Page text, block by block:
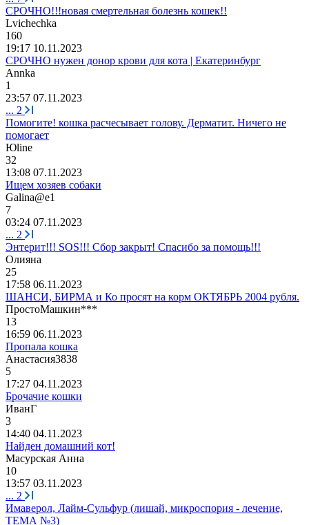
СРОЧНО!!!новая смертельная болезнь кошек!!
Lvichechka
160
19:17 10.11.2023
СРОЧНО нужен донор крови для кота | Екатеринбург
Annka
1
23:57 07.11.2023
... 2
Помогите! кошка расчесывает голову. Дерматит. Ничего не
помогает
Юline
32
13:08 07.11.2023
Ищем хозяев собаки
Galina@e1
7
03:24 07.11.2023
... 2
Энтерит!!! SOS!!! Сбор закрыт! Спасибо за помощь!!!
Олияна
25
17:58 06.11.2023
ШАНСИ, БИРМА и Ко просят на корм ОКТЯБРЬ 2004 рубля.
ПростоМашкин***
13
16:59 06.11.2023
Пропала кошка
Анастасия3838
5
17:27 04.11.2023
Брочачие кошки
ИванГ
3
14:40 04.11.2023
Найден домашний кот!
Масурская Анна
10
13:57 03.11.2023
... 2
Имаверол, Лайм-Сульфур (лишай, микроспория - лечение,
ТЕМА №3)